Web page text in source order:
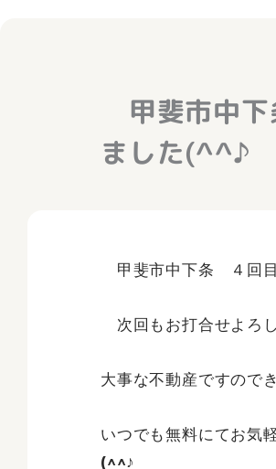
甲斐市中
ました(^^♪
甲斐市中下条 ４回
次回もお打合せよろ
大事な不動産ですので
いつでも無料にてお気
(^^♪